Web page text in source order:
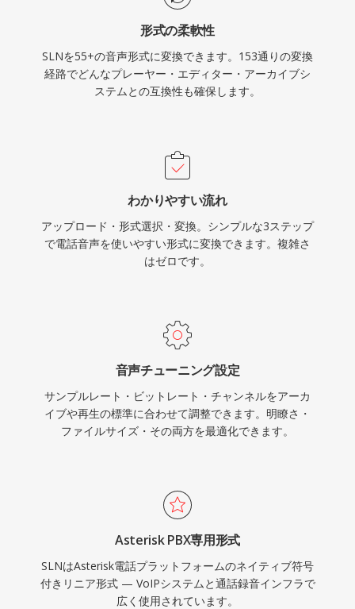
形式の柔軟性
SLNを55+の音声形式に変換できます。153通りの変換
経路でどんなプレーヤー・エディター・アーカイブシ
ステムとの互換性も確保します。
わかりやすい流れ
アップロード・形式選択・変換。シンプルな3ステップ
で電話音声を使いやすい形式に変換できます。複雑さ
はゼロです。
音声チューニング設定
サンプルレート・ビットレート・チャンネルをアーカ
イブや再生の標準に合わせて調整できます。明瞭さ・
ファイルサイズ・その両方を最適化できます。
Asterisk PBX専用形式
SLNはAsterisk電話プラットフォームのネイティブ符号
付きリニア形式 — VoIPシステムと通話録音インフラで
広く使用されています。